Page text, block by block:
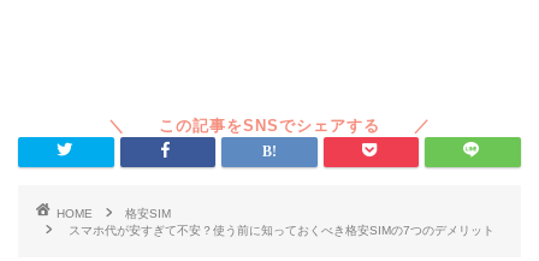
HOME
格安SIM
スマホ代が安すぎて不安？使う前に知っておくべき格安SIMの7つのデメリット